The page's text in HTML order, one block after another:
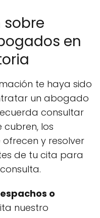
en
te haya sido
un abogado
consultar
los
y resolver
de tu cita para
o
nuestro